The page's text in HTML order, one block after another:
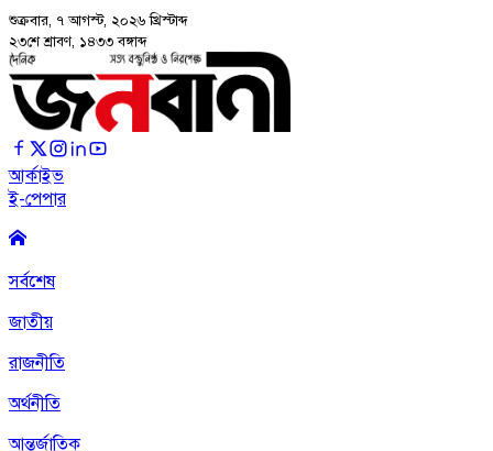
শুক্রবার, ৭ আগস্ট, ২০২৬ খ্রিস্টাব্দ
২৩শে শ্রাবণ, ১৪৩৩ বঙ্গাব্দ
আর্কাইভ
ই-পেপার
সর্বশেষ
জাতীয়
রাজনীতি
অর্থনীতি
আন্তর্জাতিক